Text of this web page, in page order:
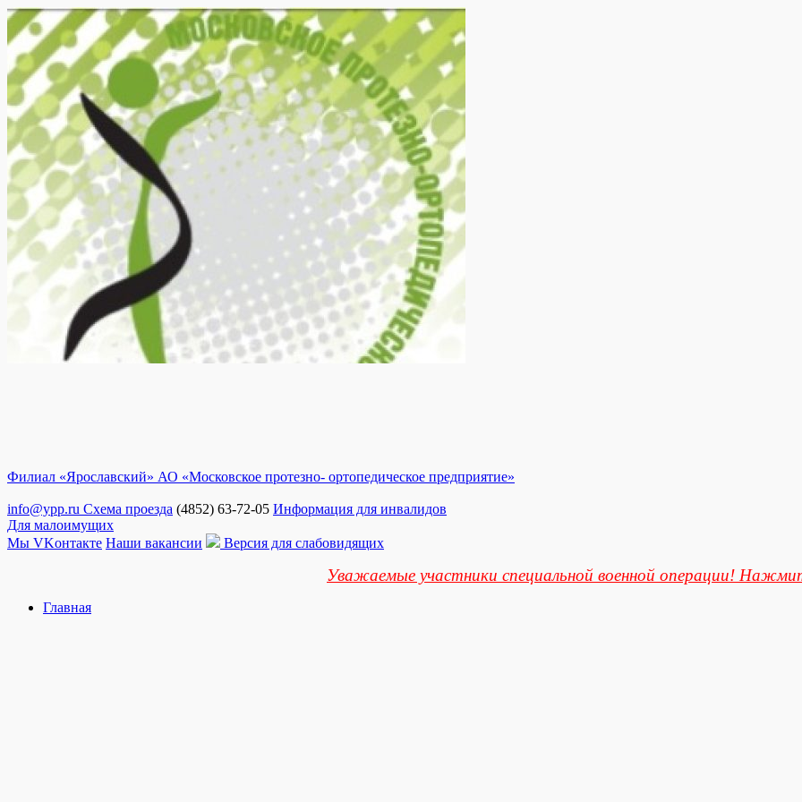
Филиал «Ярославский» АО «Московское протезно- ортопедическое предприятие»
info@ypp.ru Схема проезда (4852) 63-72-05 Информация для инвалидов
Для малоимущих
Мы VKонтакте Наши вакансии Версия для слабовидящих
Уважаемые участники специальной военной операции!
Главная